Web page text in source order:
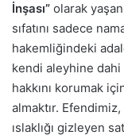
İnşası” olarak
sıfatını sadece
hakemliğindeki
kendi aleyhine
hakkını korumak
almaktır.
ıslaklığı gizleyen